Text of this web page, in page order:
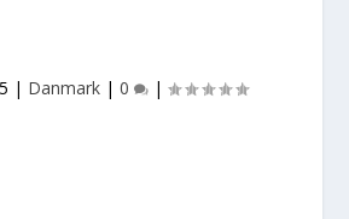
| Danmark |0 |